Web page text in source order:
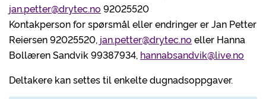
jan.petter@drytec.no 92025520
Kontakperson for spørsmål eller endringer er Jan Petter
Reiersen 92025520, jan.petter@drytec.no eller Hanna
Bollæren Sandvik 99387934, hannabsandvik@live.no
Deltakere kan settes til enkelte dugnadsoppgaver.